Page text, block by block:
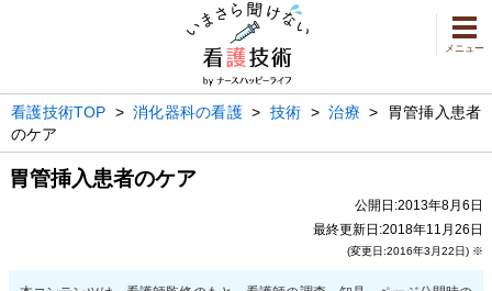
メニュー
看護技術TOP > 消化器科の看護> 技術 >治療 >
胃管挿入患者
のケア
胃管挿入患者のケア
公開日:2013年8月6日
最終更新日:2018年11月26日
(変更日:2016年3月22日) ※